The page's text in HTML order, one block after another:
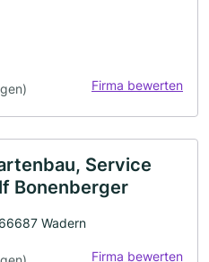
Firma bewerten
Service
Bonenberger
Wadern
Firma bewerten